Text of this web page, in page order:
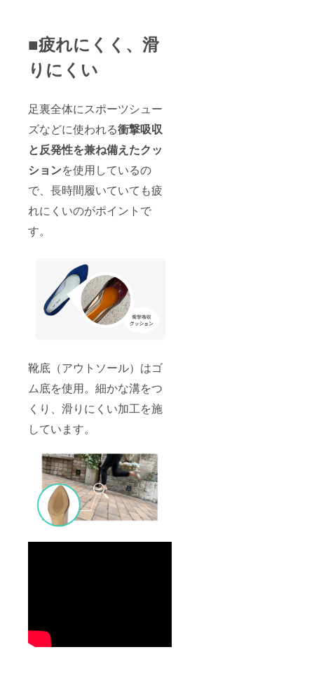
■疲れにくく、滑
りにくい
足裏全体にスポーツシュー
ズなどに使われる衝撃吸収
と反発性を兼ね備えたクッ
ションを使用しているの
で、長時間履いていても疲
れにくいのがポイントで
す。
靴底（アウトソール）はゴ
ム底を使用。細かな溝をつ
くり、滑りにくい加工を施
しています。